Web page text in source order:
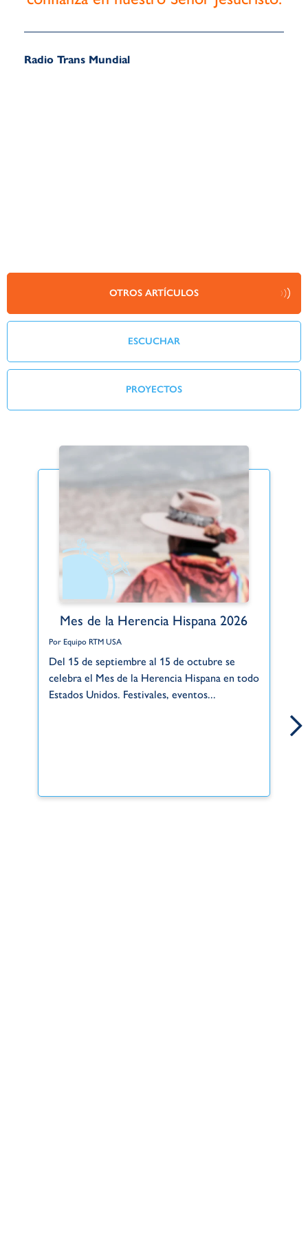
Radio Trans Mundial
OTROS ARTÍCULOS
ESCUCHAR
PROYECTOS
Mes de la Herencia Hispana 2026
Por Equipo RTM USA
Del 15 de septiembre al 15 de octubre se
celebra el Mes de la Herencia Hispana en todo
Estados Unidos. Festivales, eventos...